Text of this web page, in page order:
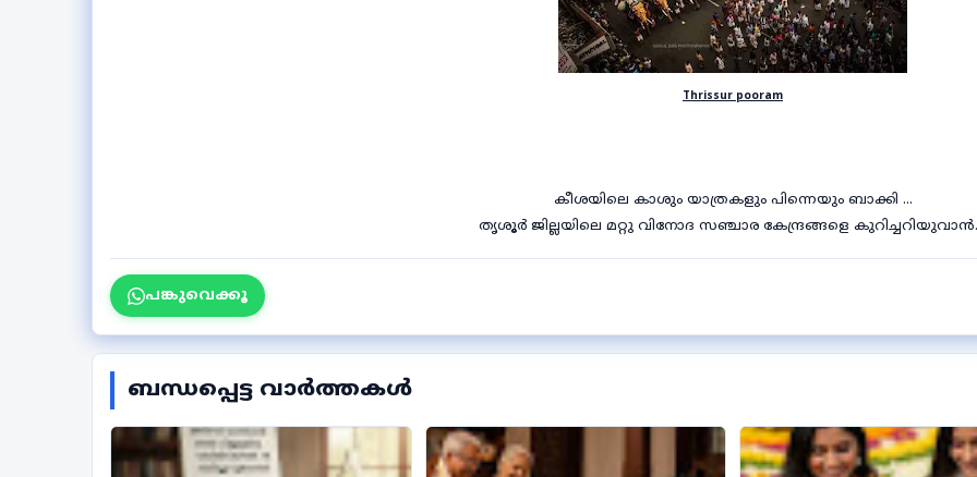
Thrissur pooram
കീശയിലെ കാശും യാത്രകളും പിന്നെയും ബാക്കി ...
തൃശൂർ ജില്ലയിലെ മറ്റു വിനോദ സഞ്ചാര കേന്ദ്രങ്ങളെ
പങ്കുവെക്കൂ
ബന്ധപ്പെട്ട വാർത്തകൾ